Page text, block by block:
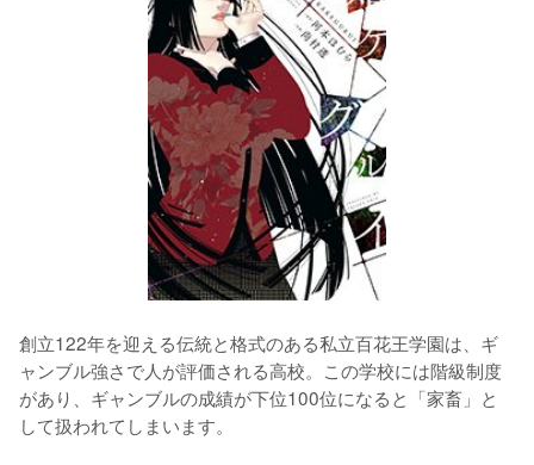
創立122年を迎える伝統と格式のある私立百花王学園は、ギ
ャンブル強さで人が評価される高校。この学校には階級制度
があり、ギャンブルの成績が下位100位になると「家畜」と
して扱われてしまいます。